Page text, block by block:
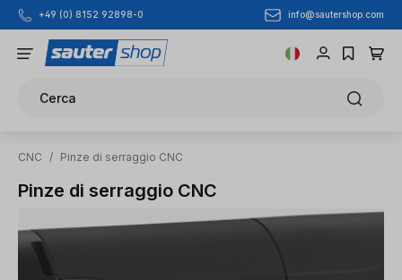
Passa al contenuto principale
+49 (0) 8152 92898-0 info@sautershop.com
Cerca
CNC / Pinze di serraggio CNC
Pinze di serraggio CNC